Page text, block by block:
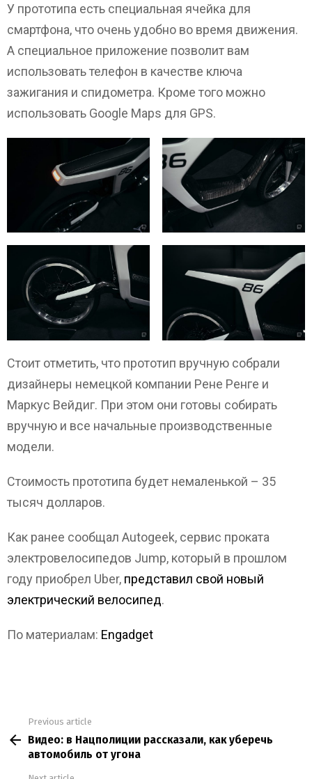
У прототипа есть специальная ячейка для
смартфона, что очень удобно во время движения.
А специальное приложение позволит вам
использовать телефон в качестве ключа
зажигания и спидометра. Кроме того можно
использовать Google Maps для GPS.
Стоит отметить, что прототип вручную собрали
дизайнеры немецкой компании Рене Ренге и
Маркус Вейдиг. При этом они готовы собирать
вручную и все начальные производственные
модели.
Стоимость прототипа будет немаленькой – 35
тысяч долларов.
Как ранее сообщал Autogeek, cервис проката
электровелосипедов Jump, который в прошлом
году приобрел Uber, представил свой новый
электрический велосипед.
По материалам: Engadget
more
Previous article
Видео: в Нацполиции рассказали, как уберечь
автомобиль от угона